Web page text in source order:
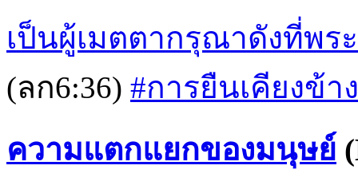
เป็นผู้เมตตากรุณาดังที่พร
(ลก6:36) #การยืนเคียงข้
ความแตกแยกของมนุษย์